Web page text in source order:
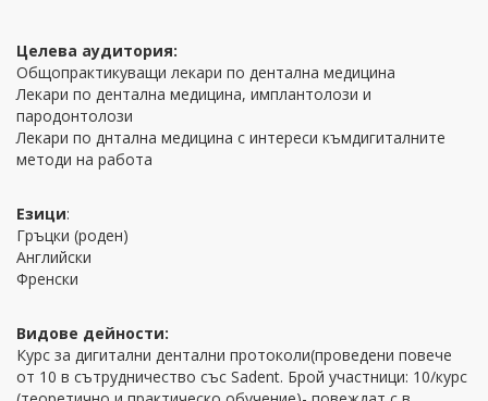
Целева аудитория:
Общопрактикуващи лекари по дентална медицина
Лекари по дентална медицина, имплантолози и
пародонтолози
Лекари по днтална медицина с интереси къмдигиталните
методи на работа
Езици:
Гръцки (роден)
Английски
Френски
Видове дейности:
Курс за дигитални дентални протоколи(проведени повече
от 10 в сътрудничество със Sadent. Брой участници: 10/курс